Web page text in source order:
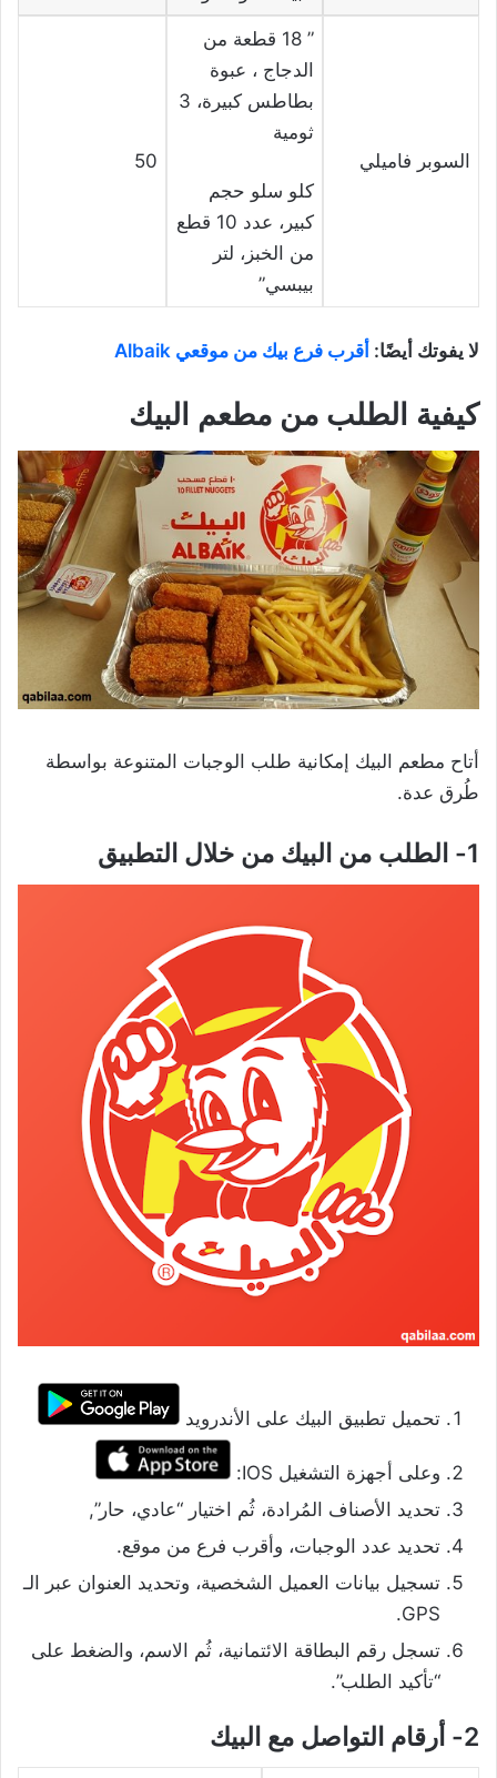
السوبر فاميلي
” 18 قطعة من
الدجاج ، عبوة
بطاطس كبيرة، 3
ثومية
كلو سلو حجم
كبير، عدد 10 قطع
من الخبز، لتر
بيبسي”
50
لا يفوتك أيضًا: أقرب فرع بيك من موقعي Albaik
كيفية الطلب من مطعم البيك
أتاح مطعم البيك إمكانية طلب الوجبات المتنوعة بواسطة
طُرق عدة.
1- الطلب من البيك من خلال التطبيق
تحميل تطبيق البيك على الأندرويد
وعلى أجهزة التشغيل IOS:
تحديد الأصناف المُرادة، ثُم اختيار “عادي، حار”,
تحديد عدد الوجبات، وأقرب فرع من موقع.
تسجيل بيانات العميل الشخصية، وتحديد العنوان عبر الـ
GPS.
تسجل رقم البطاقة الائتمانية، ثُم الاسم، والضغط على
“تأكيد الطلب”.
2- أرقام التواصل مع البيك